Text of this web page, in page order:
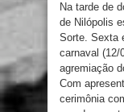
Na tarde de
de Nilópolis
Sorte. Sexta
carnaval (12/
agremiação
Com
cerimônia